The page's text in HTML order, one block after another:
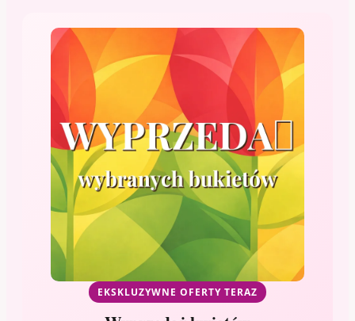
EKSKLUZYWNE OFERTY TERAZ